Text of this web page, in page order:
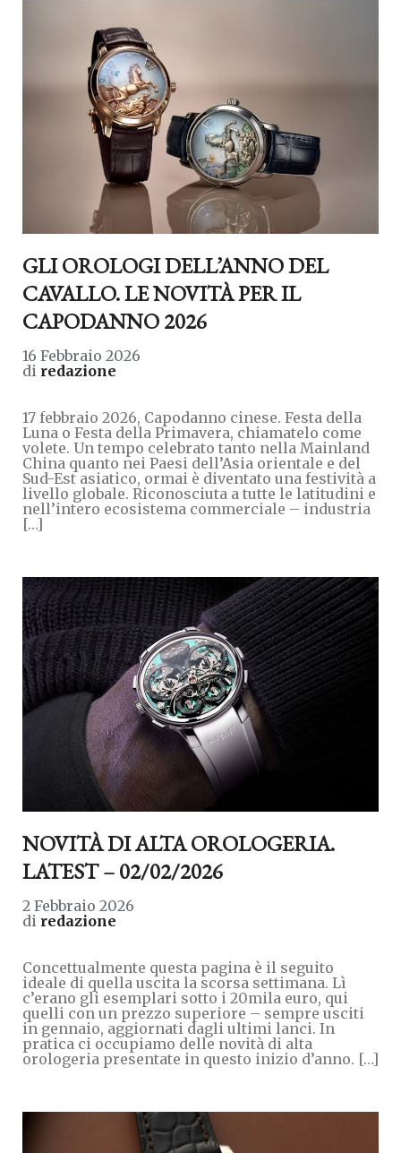
GLI OROLOGI DELL’ANNO DEL
CAVALLO. LE NOVITÀ PER IL
CAPODANNO 2026
16 Febbraio 2026
di redazione
17 febbraio 2026, Capodanno cinese. Festa della
Luna o Festa della Primavera, chiamatelo come
volete. Un tempo celebrato tanto nella Mainland
China quanto nei Paesi dell’Asia orientale e del
Sud-Est asiatico, ormai è diventato una festività a
livello globale. Riconosciuta a tutte le latitudini e
nell’intero ecosistema commerciale – industria
[…]
NOVITÀ DI ALTA OROLOGERIA.
LATEST – 02/02/2026
2 Febbraio 2026
di redazione
Concettualmente questa pagina è il seguito
ideale di quella uscita la scorsa settimana. Lì
c’erano gli esemplari sotto i 20mila euro, qui
quelli con un prezzo superiore – sempre usciti
in gennaio, aggiornati dagli ultimi lanci. In
pratica ci occupiamo delle novità di alta
orologeria presentate in questo inizio d’anno. […]